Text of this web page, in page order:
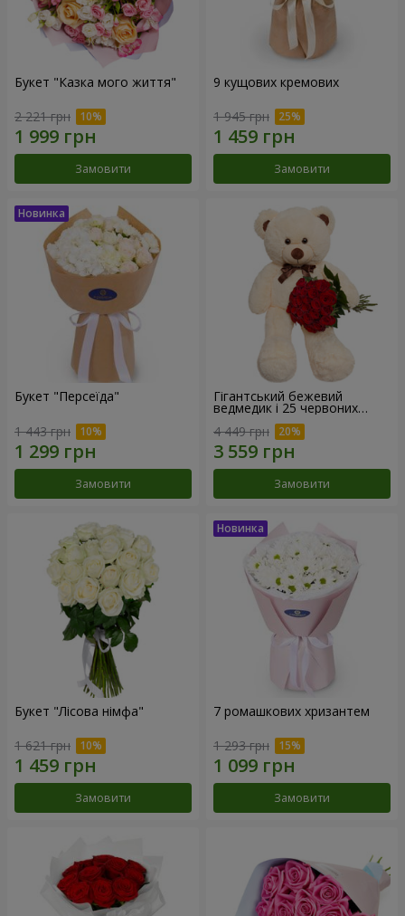
Букет "Казка мого життя"
2 221 грн
Замовити
9 кущових кремових
1 945 грн
Замовити
Букет "Персеїда"
1 443 грн
Замовити
Гігантський бежевий
ведмедик і 25 червоних
троянд
4 449 грн
Замовити
Букет "Лісова німфа"
1 621 грн
Замовити
7 ромашкових хризантем
1 293 грн
Замовити